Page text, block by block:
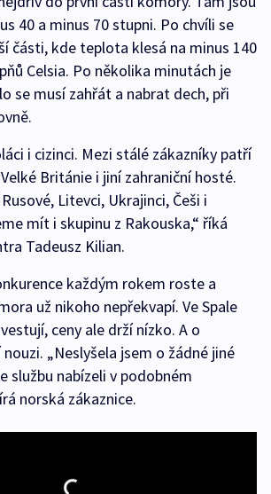
40 a minus 70 stupni. Po chvíli se
části, kde teplota klesá na minus 140
Celsia. Po několika minutách je
se musí zahřát a nabrat dech, při
i cizinci. Mezi stálé zákazníky patří
Británie i jiní zahraniční hosté.
Litevci, Ukrajinci, Češi i
mít i skupinu z Rakouska,“ říká
Tadeusz Kilian.
každým rokem roste a
už nikoho nepřekvapí. Ve Spale
ceny ale drží nízko. A o
„Neslyšela jsem o žádné jiné
službu nabízeli v podobném
norská zákaznice.